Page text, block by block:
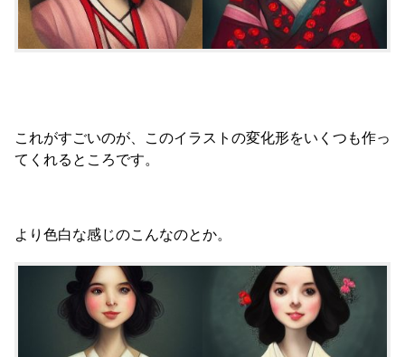
これがすごいのが、このイラストの変化形をいくつも作っ
てくれるところです。
より色白な感じのこんなのとか。